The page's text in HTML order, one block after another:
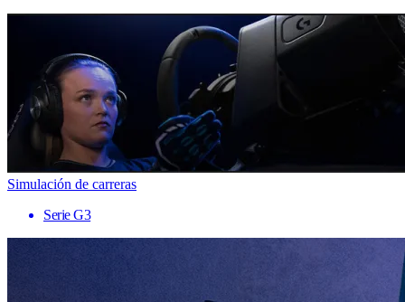
Simulación de carreras
Serie G3